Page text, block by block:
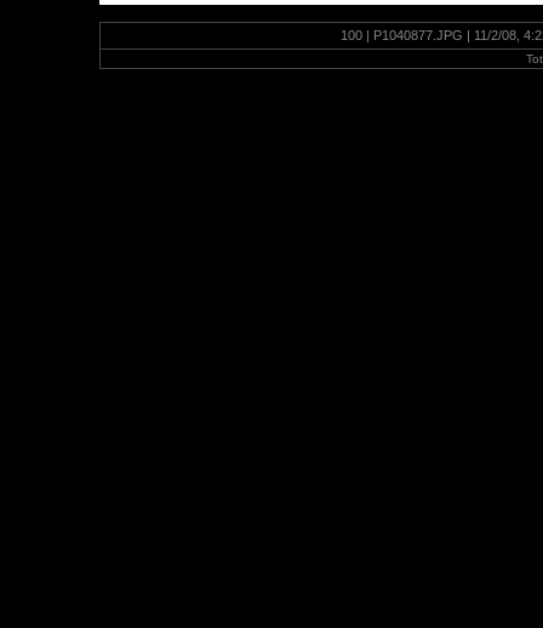
100 | P1040877.JPG | 11/2/08,